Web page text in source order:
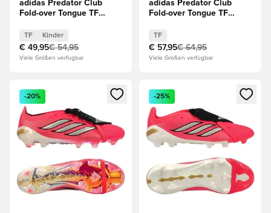
adidas Predator Club
Fold-over Tongue TF
TF Kinder
€ 49,95€ 54,95
Viele Größen verfügbar
adidas Predator Club
Fold-over Tongue TF
TF
€ 57,95€ 64,95
Viele Größen verfügbar
Öffnet ein Fenster zum Anmelden oder Registrieren als
-20%
Öffnet ein Fenster zum
-25%